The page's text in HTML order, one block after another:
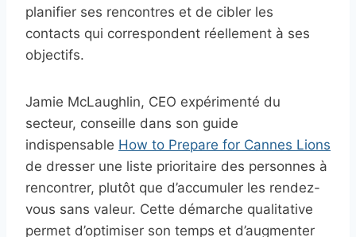
planifier ses rencontres et de cibler les
contacts qui correspondent réellement à ses
objectifs.
Jamie McLaughlin, CEO expérimenté du
secteur, conseille dans son guide
indispensable How to Prepare for Cannes Lions
de dresser une liste prioritaire des personnes à
rencontrer, plutôt que d’accumuler les rendez-
vous sans valeur. Cette démarche qualitative
permet d’optimiser son temps et d’augmenter